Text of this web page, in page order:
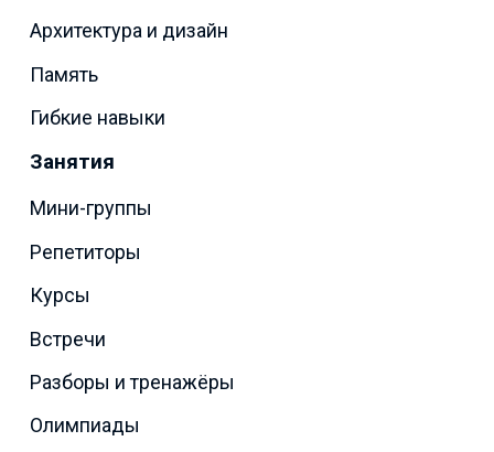
Архитектура и дизайн
Память
Гибкие навыки
Занятия
Мини-группы
Репетиторы
Курсы
Встречи
Разборы и тренажёры
Олимпиады